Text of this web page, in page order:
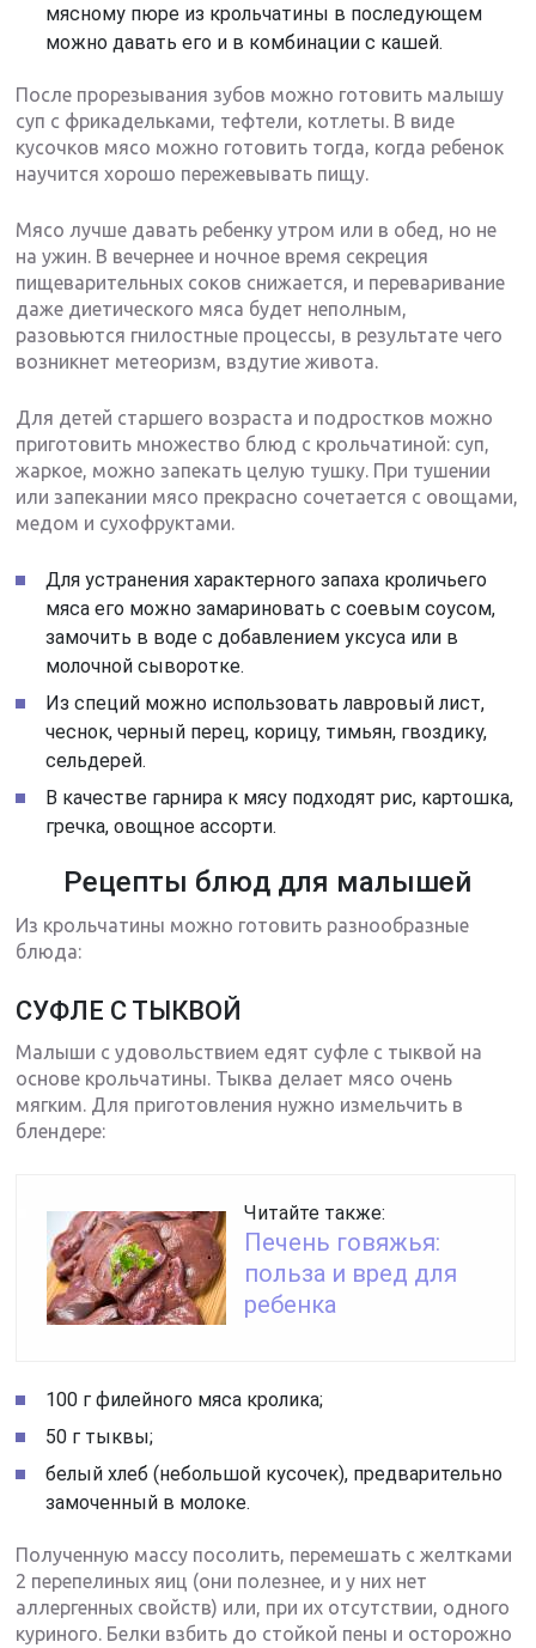
мясному пюре из крольчатины в последующем
можно давать его и в комбинации с кашей.
После прорезывания зубов можно готовить малышу
суп с фрикадельками, тефтели, котлеты. В виде
кусочков мясо можно готовить тогда, когда ребенок
научится хорошо пережевывать пищу.
Мясо лучше давать ребенку утром или в обед, но не
на ужин. В вечернее и ночное время секреция
пищеварительных соков снижается, и переваривание
даже диетического мяса будет неполным,
разовьются гнилостные процессы, в результате чего
возникнет метеоризм, вздутие живота.
Для детей старшего возраста и подростков можно
приготовить множество блюд с крольчатиной: суп,
жаркое, можно запекать целую тушку. При тушении
или запекании мясо прекрасно сочетается с овощами,
медом и сухофруктами.
Для устранения характерного запаха кроличьего
мяса его можно замариновать с соевым соусом,
замочить в воде с добавлением уксуса или в
молочной сыворотке.
Из специй можно использовать лавровый лист,
чеснок, черный перец, корицу, тимьян, гвоздику,
сельдерей.
В качестве гарнира к мясу подходят рис, картошка,
гречка, овощное ассорти.
Рецепты блюд для малышей
Из крольчатины можно готовить разнообразные
блюда:
СУФЛЕ С ТЫКВОЙ
Малыши с удовольствием едят суфле с тыквой на
основе крольчатины. Тыква делает мясо очень
мягким. Для приготовления нужно измельчить в
блендере:
Читайте также:
Печень говяжья:
польза и вред для
ребенка
100 г филейного мяса кролика;
50 г тыквы;
белый хлеб (небольшой кусочек), предварительно
замоченный в молоке.
Полученную массу посолить, перемешать с желтками
2 перепелиных яиц (они полезнее, и у них нет
аллергенных свойств) или, при их отсутствии, одного
куриного. Белки взбить до стойкой пены и осторожно